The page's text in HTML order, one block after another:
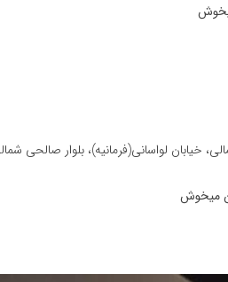
خیابان لواسانی(فرمانیه)، بلوار صالحی
میخوش